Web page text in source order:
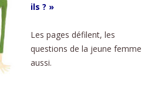
ils ? »
Les pages défilent, les
questions de la jeune femme
aussi.